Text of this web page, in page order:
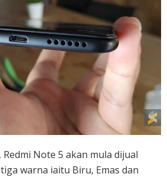
Note 5 akan mula dijual
warna iaitu Biru, Emas dan